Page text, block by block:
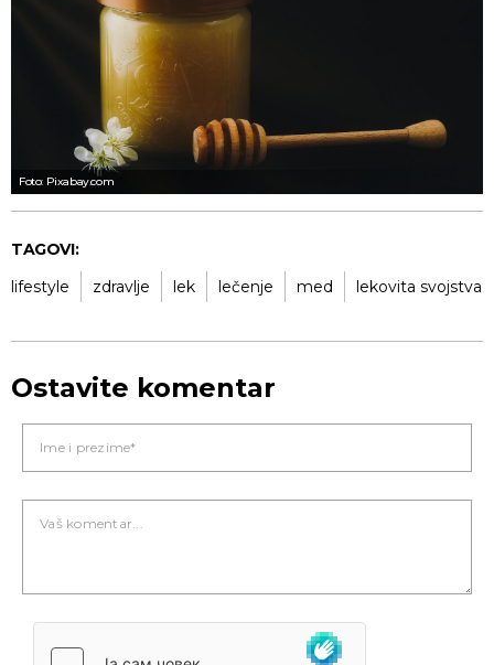
Foto: Pixabay.com
TAGOVI:
lifestyle
zdravlje lek lečenje med lekovita svojstva
Ostavite komentar